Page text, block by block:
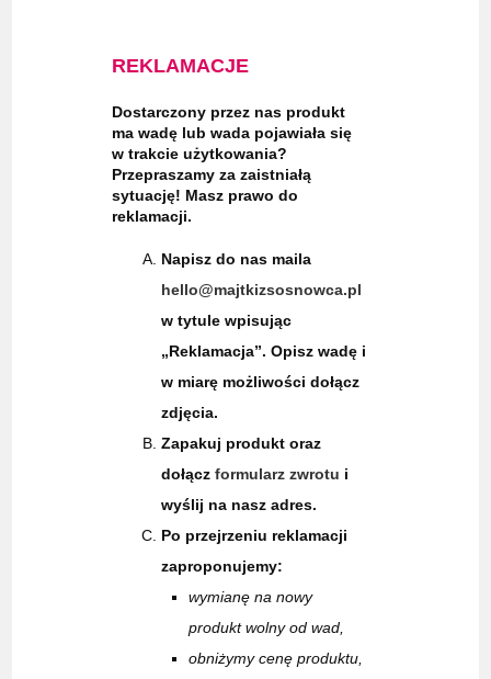
REKLAMACJE
Dostarczony przez nas produkt
ma wadę lub wada pojawiała się
w trakcie użytkowania?
Przepraszamy za zaistniałą
sytuację! Masz prawo do
reklamacji.
Napisz do nas maila
hello@majtkizsosnowca.pl
w tytule wpisując
„Reklamacja”. Opisz wadę i
w miarę możliwości dołącz
zdjęcia.
Zapakuj produkt oraz
dołączformularz zwrotu i
wyślij na nasz adres.
Po przejrzeniu reklamacji
zaproponujemy:
wymianę na nowy
produkt wolny od wad,
obniżymy cenę produktu,